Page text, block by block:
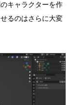
キャラクターを作
るのはさらに大変